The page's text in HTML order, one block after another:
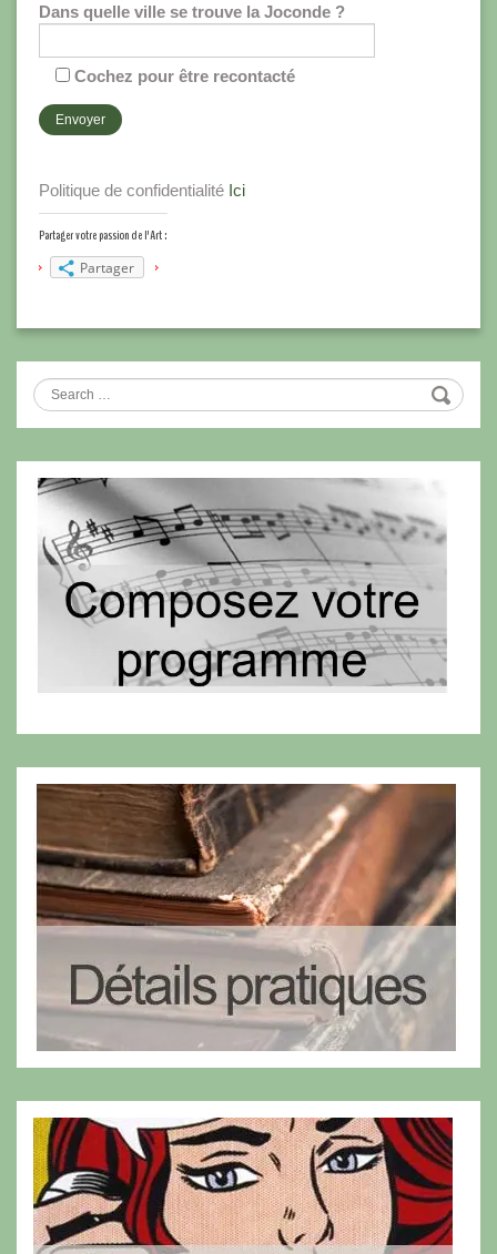
Dans quelle ville se trouve la Joconde ?
Cochez pour être recontacté
Politique de confidentialité Ici
Partager votre passion de l'Art :
Partager
Search